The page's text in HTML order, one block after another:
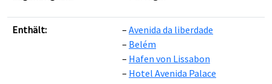
© OpenStreetMap
Enthält:
Avenida da liberdade
Belém
Hafen von Lissabon
Hotel Avenida Palace